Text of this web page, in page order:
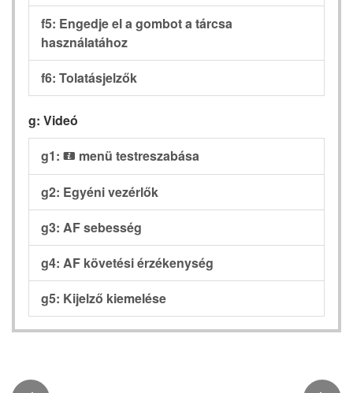
f5: Engedje el a gombot a tárcsa
használatához
f6: Tolatásjelzők
g: Videó
g1: i menü testreszabása
g2: Egyéni vezérlők
g3: AF sebesség
g4: AF követési érzékenység
g5: Kijelző kiemelése